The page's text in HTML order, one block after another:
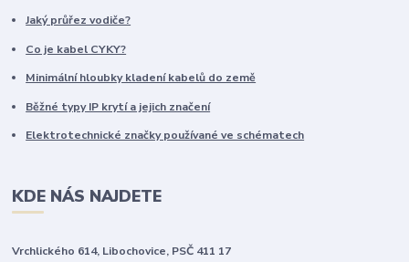
Jaký průřez vodiče?
Co je kabel CYKY?
Minimální hloubky kladení kabelů do země
Běžné typy IP krytí a jejich značení
Elektrotechnické značky používané ve schématech
KDE NÁS NAJDETE
Vrchlického 614, Libochovice, PSČ 411 17